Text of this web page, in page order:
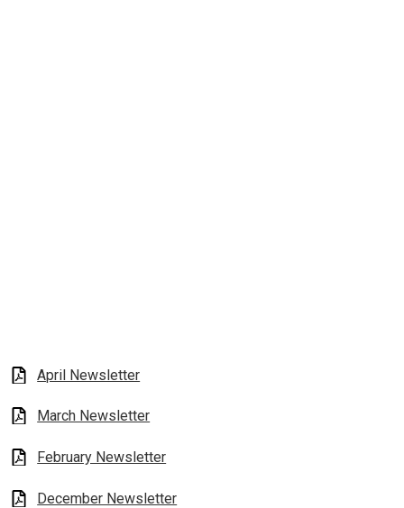
April Newsletter
March Newsletter
February Newsletter
December Newsletter